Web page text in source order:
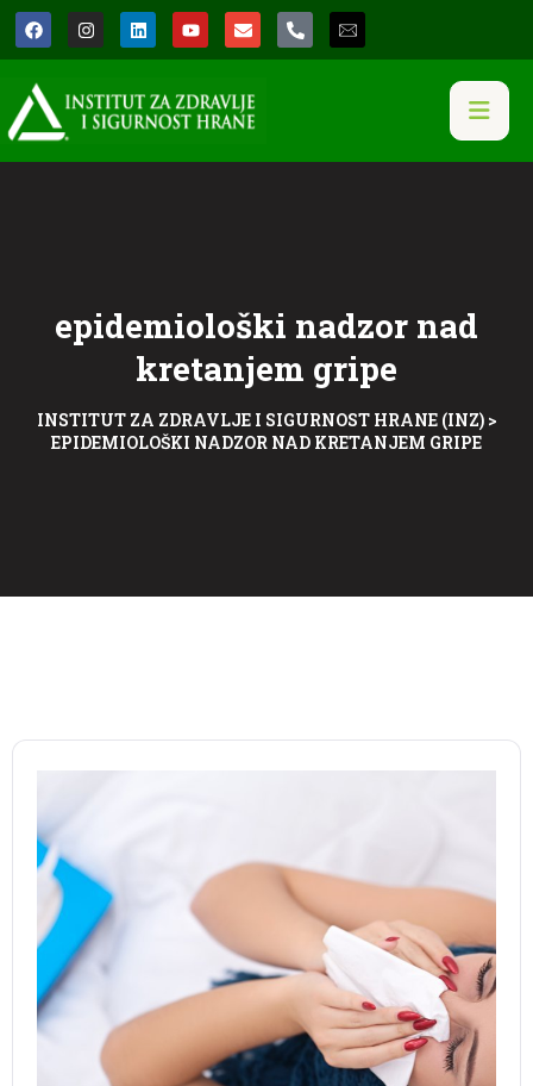
epidemiološki nadzor nad
kretanjem gripe
INSTITUT ZA ZDRAVLJE I SIGURNOST HRANE (INZ)>
EPIDEMIOLOŠKI NADZOR NAD KRETANJEM GRIPE